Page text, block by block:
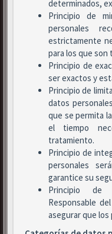
determinados,
Principio de
personales
estrictamente
para los que son
Principio de
ser exactos y
Principio de
datos
que se permita
el tiempo
tratamiento.
Principio de
personales
garantice su
Principio de
Responsable
asegurar que